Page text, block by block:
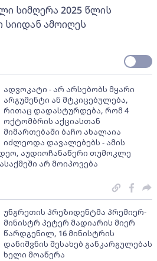
სიმღერა 2025 წლის
სიიდან ამოიღეს
ადვოკატი - არ არსებობს მყარი
არგუმენტი ან მტკიცებულება,
რითაც დადასტურდება, რომ 4
ოქტომბრის აქციასთან
მიმართებაში ბაჩო ახალაია
იძლეოდა დავალებებს - ამის
აუდიოჩანაწერი თუმოკლე
არ მოიპოვება
უნგრეთის პრეზიდენტმა პრემიერ-
მინისტრ პეტერ მადიარის მიერ
წარდგენილ, 16 მინისტრის
დანიშვნის შესახებ განკარგულებას
ხელი მოაწერა